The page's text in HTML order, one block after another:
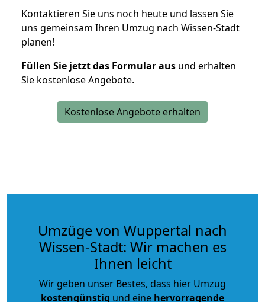
Kontaktieren Sie uns noch heute und lassen Sie
uns gemeinsam Ihren Umzug nach Wissen-Stadt
planen!
Füllen Sie jetzt das Formular aus und erhalten
Sie kostenlose Angebote.
Kostenlose Angebote erhalten
Umzüge von Wuppertal nach
Wissen-Stadt: Wir machen es
Ihnen leicht
Wir geben unser Bestes, dass hier Umzug
kostengünstig und eine hervorragende